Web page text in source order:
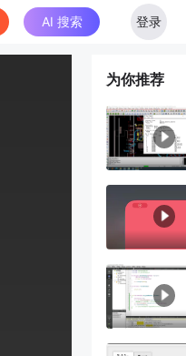
AI 搜索 登录
为你推荐